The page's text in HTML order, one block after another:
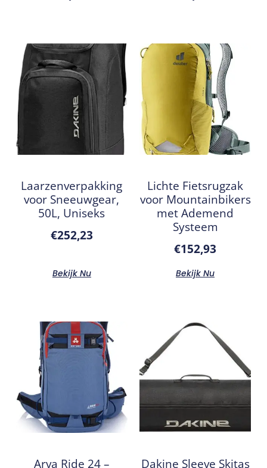
Laarzenverpakking
voor Sneeuwgear,
50L, Uniseks
€252,23
Bekijk Nu
Lichte Fietsrugzak
voor Mountainbikers
met Ademend
Systeem
€152,93
Bekijk Nu
Arva Ride 24 – Dakine Sleeve Skitas